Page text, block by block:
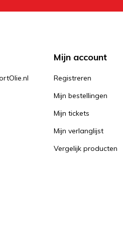
Mijn account
Registreren
Mijn bestellingen
Mijn tickets
Mijn verlanglijst
Vergelijk producten